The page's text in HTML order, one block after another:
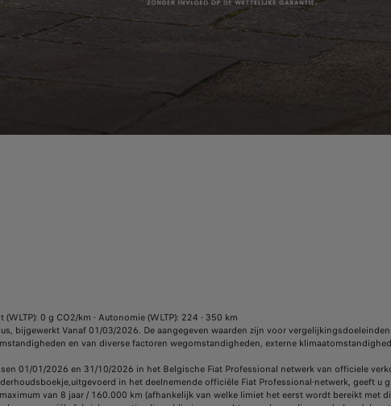
0 g CO2/km - Autonomie (WLTP): 224 - 350 km
bijgewerkt Vanaf 01/03/2026. De aangegeven waarden zijn voor
en van diverse factoren wegomstandigheden, externe
01/01/2026 en 31/10/2026 in het Belgische Fiat Professional netwerk van officiele
in het deelnemende officiële Fiat Professional-netwerk, geeft u
van 8 jaar / 160.000 km (afhankelijk van welke limiet het eerst wordt bereikt met